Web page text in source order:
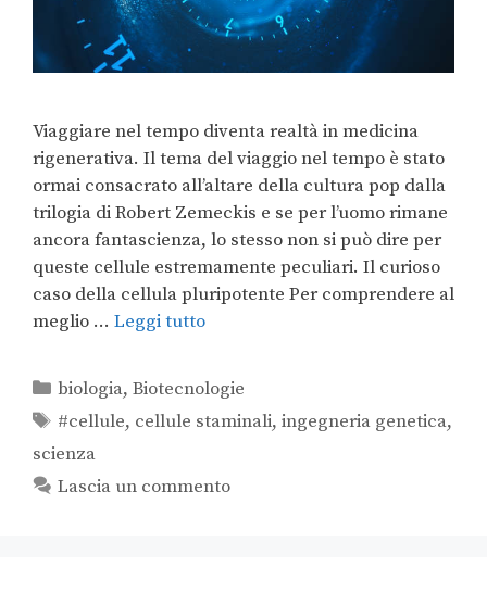
Viaggiare nel tempo diventa realtà in medicina
rigenerativa. Il tema del viaggio nel tempo è stato
ormai consacrato all’altare della cultura pop dalla
trilogia di Robert Zemeckis e se per l’uomo rimane
ancora fantascienza, lo stesso non si può dire per
queste cellule estremamente peculiari. Il curioso
caso della cellula pluripotente Per comprendere al
meglio … Leggi tutto
biologia,Biotecnologie
#cellule, cellule staminali,ingegneria genetica,
scienza
Lascia un commento